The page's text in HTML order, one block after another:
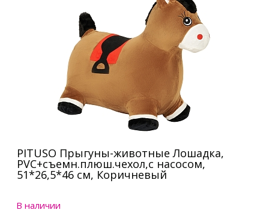
PITUSO Прыгуны-животные Лошадка,
PVC+съемн.плюш.чехол,с насосом,
51*26,5*46 см, Коричневый
В наличии